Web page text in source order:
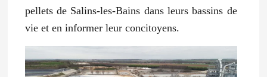
pellets de Salins-les-Bains dans leurs bassins de
vie et en informer leur concitoyens.